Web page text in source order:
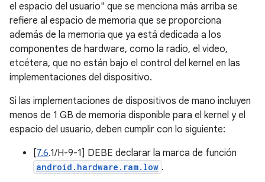
el espacio del usuario" que se menciona más arriba se
refiere al espacio de memoria que se proporciona
además de la memoria que ya está dedicada a los
componentes de hardware, como la radio, el video,
etcétera, que no están bajo el control del kernel en las
implementaciones del dispositivo.
Si las implementaciones de dispositivos de mano incluyen
menos de 1 GB de memoria disponible para el kernel y el
espacio del usuario, deben cumplir con lo siguiente:
[7.6.1/H-9-1] DEBE declarar la marca de función
android.hardware.ram.low .